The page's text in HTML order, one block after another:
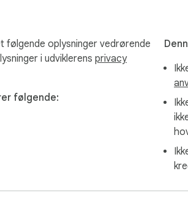
to our servers. We prioritize keeping
and has no association with
følgende oplysninger vedrørende
i udviklerens privacy
følgende: